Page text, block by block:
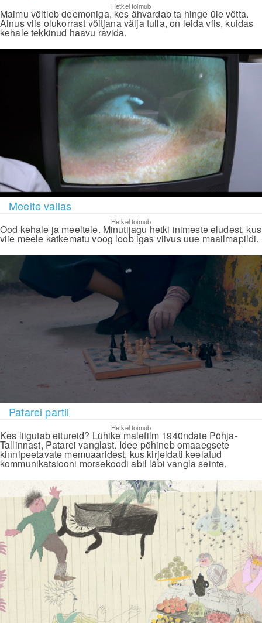
Hetkel toimub
Maimu võitleb deemoniga, kes ähvardab ta hinge üle võtta.
Ainus viis olukorrast võitjana välja tulla, on leida viis, kuidas
kehale tekkinud haavu ravida.
Meelte vallas
Hetkel toimub
Ood kehale ja meeltele. Minutijagu hetki inimeste eludest, kus
viie meele katkematu voog loob igas viivus uue maailmapildi.
Patarei partii
Hetkel toimub
Kes liigutab ettureid? Lühike malefilm 1940ndate Põhja-
Tallinnast, Patarei vanglast. Idee põhineb omaaegsete
kinnipeetavate memuaaridest, kus kirjeldati keelatud
kommunikatsiooni morsekoodi abil läbi vangla seinte.